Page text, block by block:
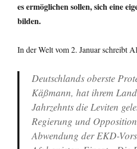
es ermöglichen sollen, sich eine
bilden.
In der Welt vom 2. Januar schreibt
Deutschlands oberste
Käßmann, hat ihrem
Jahrzehnts die Leviten
Regierung und
Abwendung der EKD-